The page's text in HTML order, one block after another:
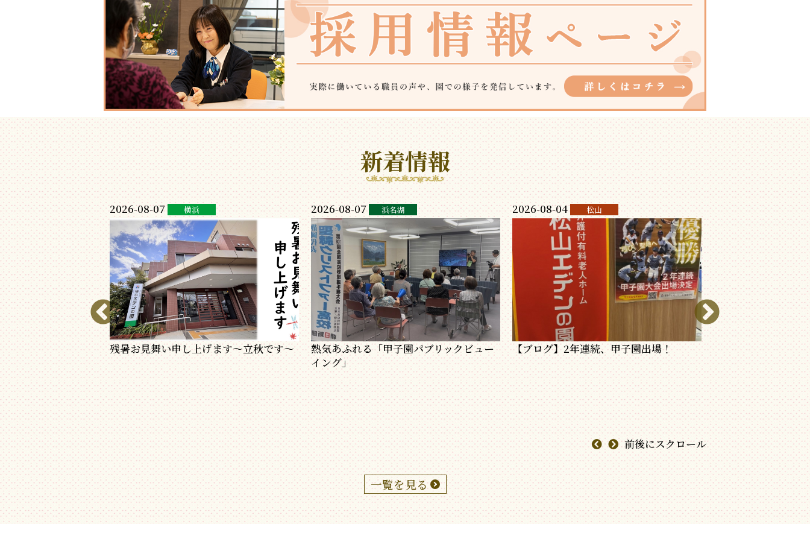
新着情報
しました～【エデ
（147号）】7月24
ト盛り沢山の一日
アセンター夏祭
月のお達者クラブ
2026-08-07 横浜
残暑お見舞い申し上げます～立秋です～
2026-08-07 浜名湖
熱気あふれる「甲子園パブリックビュー
イング」
2026-08-04 松山
【ブログ】2年連続、甲子園出場！
2026-08-04 エデンの
祝！！ 聖隷クリス
甲子園出場決定
前後にスクロール
一覧を見る